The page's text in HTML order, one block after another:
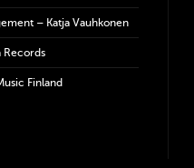
– Katja Vauhkonen
Records
Finland